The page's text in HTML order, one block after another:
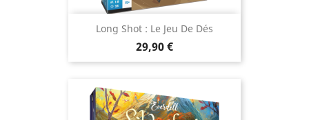
Long Shot : Le Jeu De Dés
Prix
29,90 €